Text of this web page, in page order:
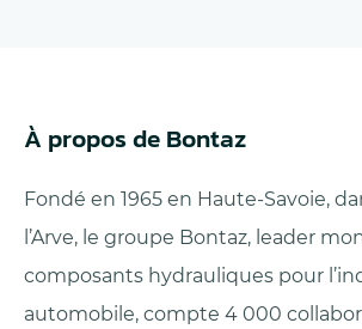
À propos de Bontaz
Fondé en 1965 en Haute-Savoie,
l’Arve, le groupe Bontaz, leader
composants hydrauliques pour
automobile, compte 4 000